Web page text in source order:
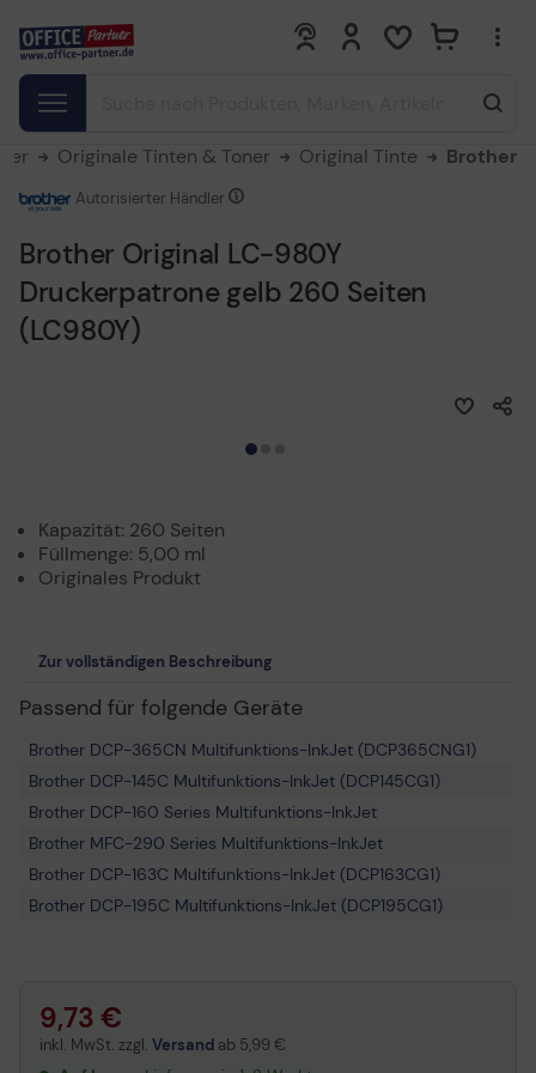
0 0
Originale Tinten & Toner Original Tinte Brother
Brother Original LC-980Y
Druckerpatrone gelb 260 Seiten
(LC980Y)
Autorisierter Händler
Kapazität: 260 Seiten
Füllmenge: 5,00 ml
Originales Produkt
Zur vollständigen Beschreibung
Passend für folgende Geräte
Brother DCP-365CN Multifunktions-InkJet (DCP365CNG1)
Brother DCP-145C Multifunktions-InkJet (DCP145CG1)
Brother DCP-160 Series Multifunktions-InkJet
Brother MFC-290 Series Multifunktions-InkJet
Brother DCP-163C Multifunktions-InkJet (DCP163CG1)
Brother DCP-195C Multifunktions-InkJet (DCP195CG1)
Brother DCP-375CW Multifunktions-InkJet (DCP375CWG1)
Brother MFC-295CN Multifunktions-InkJet (MFC295CNG1)
9,73 €
inkl. MwSt. zzgl. Versand ab 5,99 €